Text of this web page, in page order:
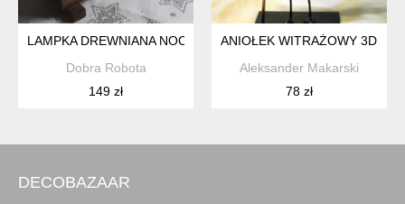
LAMPKA DREWNIANA NOCNA HANDMADE, LAMPA STOŁOWA
Dobra Robota
149 zł
ANIOŁEK WITRAŻOWY 3D
Aleksander Makarski
78 zł
DECOBAZAAR